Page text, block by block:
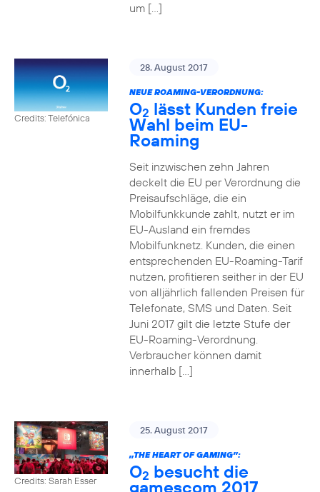
um […]
Credits: Telefónica
28. August 2017
NEUE ROAMING-VERORDNUNG:
O2 lässt Kunden freie
Wahl beim EU-
Roaming
Seit inzwischen zehn Jahren
deckelt die EU per Verordnung die
Preisaufschläge, die ein
Mobilfunkkunde zahlt, nutzt er im
EU-Ausland ein fremdes
Mobilfunknetz. Kunden, die einen
entsprechenden EU-Roaming-Tarif
nutzen, profitieren seither in der EU
von alljährlich fallenden Preisen für
Telefonate, SMS und Daten. Seit
Juni 2017 gilt die letzte Stufe der
EU-Roaming-Verordnung.
Verbraucher können damit
innerhalb […]
Credits: Sarah Esser
25. August 2017
„THE HEART OF GAMING”:
O2 besucht die
gamescom 2017